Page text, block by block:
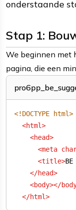
onderstaande
Stap 1:
We beginnen met
pagina, die een
<!DOCTYPE html>
<html>
<head>
<meta
<title>
</head>
<body></
</html>